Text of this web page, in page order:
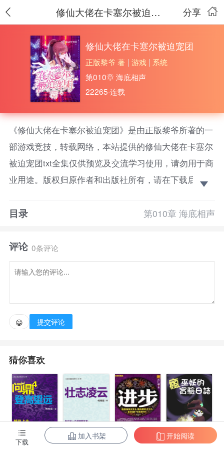
分享
修仙大佬在卡塞尔被迫宠团
修仙大佬在卡塞尔被迫宠团
正版黎爷 著 | 游戏 | 系统
第010章 海底相声
22265·连载
《修仙大佬在卡塞尔被迫宠团》是由正版黎爷所著的一
部游戏竞技，转载网络，本站提供的修仙大佬在卡塞尔
被迫宠团txt全集仅供预览及交流学习使用，请勿用于商
业用途。版权归原作者和出版社所有，请在下载后的24
大佬的千黎来到龙族世界中，卷入一场又一场惊险刺激
战她底线。
千黎咬牙，姐不装了，这群小孩我罩着的！
“亲亲，见识过毁天灭地的术法吗？用来拍蚊子超好
使的！倾情推荐哦~”千黎微笑。
楚子航：“……”恺撒：“……”路明非：“师妹这会不会
有些大材小用？”千黎仍笑得高深莫测。
除我和天地之外，皆为蚊蝇。全文存稿不会坑，cp：
芦荟、恺诺、芬E，源稚生矢吹樱、源稚女樱井小暮，
全bg配对，高亮：拆楚夏。
目录 第010章 海底相声
评论 0条评论
😀 提交评论
猜你喜欢
问鼎4：登高望 问鼎6：壮志凌 进步.
疯巫妖的实验
下载
加入书架 开始阅读